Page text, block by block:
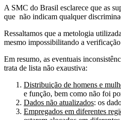
A SMC do Brasil esclarece que as
que não indicam qualquer
Ressaltamos que a metologia
mesmo impossibilitando a
Em resumo, as eventuais
trata de lista não exaustiva:
Distribuição de homens e
e função, bem como não foi
Dados não atualizados: os
Empregados em diferentes